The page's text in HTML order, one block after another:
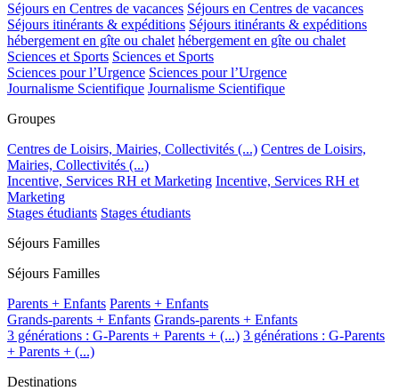
Séjours en Centres de vacances Séjours en Centres de vacances
Séjours itinérants & expéditions Séjours itinérants & expéditions
hébergement en gîte ou chalet hébergement en gîte ou chalet
Sciences et Sports Sciences et Sports
Sciences pour l’Urgence Sciences pour l’Urgence
Journalisme Scientifique Journalisme Scientifique
Groupes
Centres de Loisirs, Mairies, Collectivités (...) Centres de Loisirs,
Mairies, Collectivités (...)
Incentive, Services RH et Marketing Incentive, Services RH et
Marketing
Stages étudiants Stages étudiants
Séjours Familles
Séjours Familles
Parents + Enfants Parents + Enfants
Grands-parents + Enfants Grands-parents + Enfants
3 générations : G-Parents + Parents + (...) 3 générations : G-Parents
+ Parents + (...)
Destinations